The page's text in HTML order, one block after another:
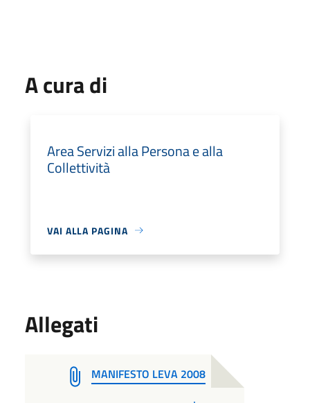
A cura di
Area Servizi alla Persona e alla
Collettività
VAI ALLA PAGINA
Allegati
MANIFESTO LEVA 2008